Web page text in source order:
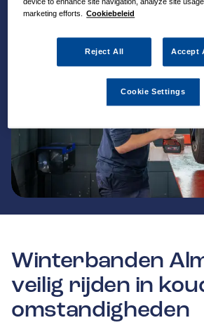
Winterbanden
veilig rijden in
omstandigheden
marketing efforts.
Cookiebeleid
Reject All Accept
Cookie Settings